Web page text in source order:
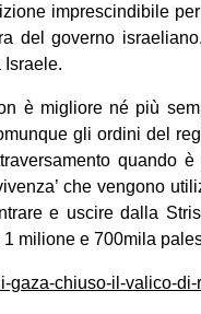
imprescindibile
del governo
Israele.
è migliore né più
gli ordini del
quando
che vengono
e uscire dalla
milione e 700mila
gaza-chiuso-il-valico-